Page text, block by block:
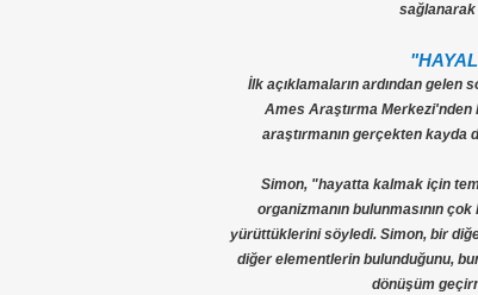
sağlanarak
İlk açıklamaların ardından gelen
Ames Araştırma Merkezi'nden
araştırmanın gerçekten kayda
Simon, "hayatta kalmak için
organizmanın bulunmasının
yürüttüklerini söyledi. Simon, bir
diğer elementlerin bulunduğunu,
dönüşüm